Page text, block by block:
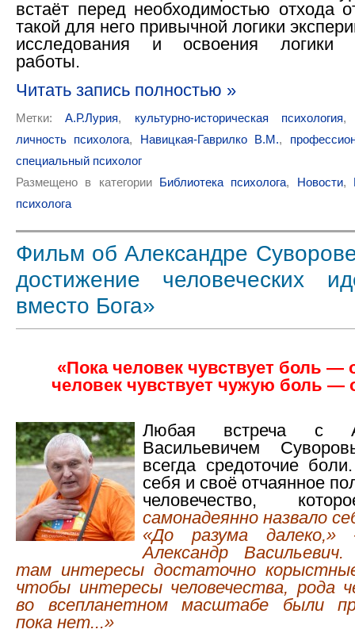
встаёт перед необходимостью отхода
такой для него привычной логики
исследования и освоения логики
работы.
Читать запись полностью »
Метки:А.Р.Лурия, культурно-историческая психология
личность психолога, Навицкая-Гаврилко В.М.,
специальный психолог
Размещено в категории Библиотека психолога, Новости,
психолога
Фильм об Александре
достижение человеческих
вместо Бога»
«Пока человек чувствует боль —
человек чувствует чужую боль —
Любая встреча с
Васильевичем
всегда средоточие
себя и своё отчаянное
человечество,
самонадеянно назвало
«До разума
Александр
там интересы достаточно
чтобы интересы человечества, рода
во всепланетном масштабе были
пока нет...»